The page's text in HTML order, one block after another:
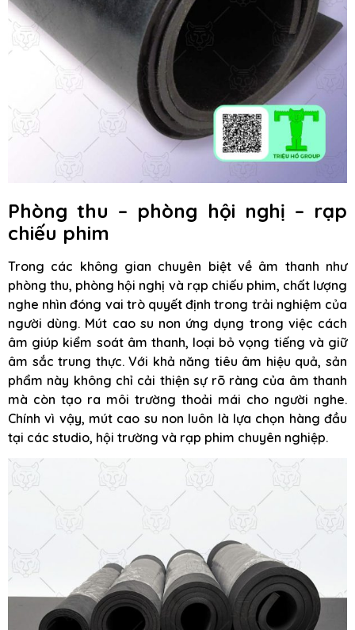
Phòng thu – phòng hội nghị – rạp
chiếu phim
Trong các không gian chuyên biệt về âm thanh như
phòng thu, phòng hội nghị và rạp chiếu phim, chất lượng
nghe nhìn đóng vai trò quyết định trong trải nghiệm của
người dùng. Mút cao su non ứng dụng trong việc cách
âm giúp kiểm soát âm thanh, loại bỏ vọng tiếng và giữ
âm sắc trung thực. Với khả năng tiêu âm hiệu quả, sản
phẩm này không chỉ cải thiện sự rõ ràng của âm thanh
mà còn tạo ra môi trường thoải mái cho người nghe.
Chính vì vậy, mút cao su non luôn là lựa chọn hàng đầu
tại các studio, hội trường và rạp phim chuyên nghiệp.